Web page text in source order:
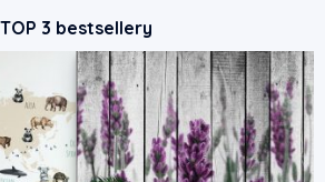
TOP 3 bestsellery